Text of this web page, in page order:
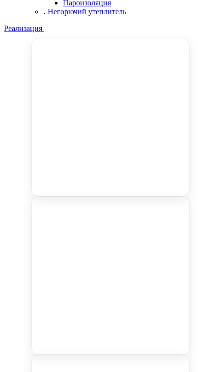
Пароизоляция
Негорючий утеплитель
Реализация